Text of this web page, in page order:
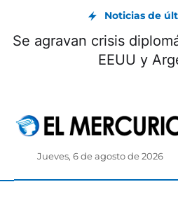
Noticias de
Se agravan crisis
EEUU y
Jueves, 6 de agosto de 2026